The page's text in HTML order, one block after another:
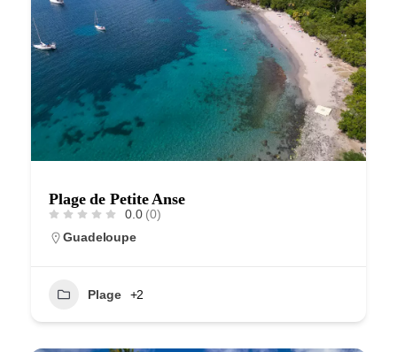
Plage de Petite Anse
0.0 (0)
Guadeloupe
Plage +2